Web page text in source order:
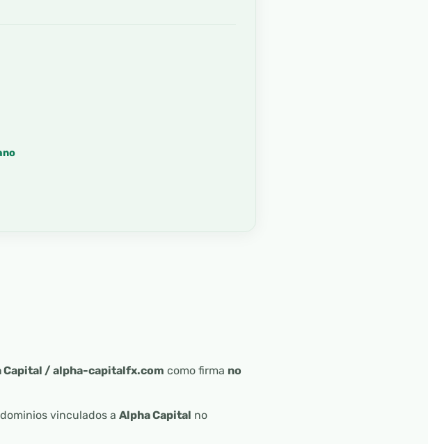
Capital / alpha-capitalfx.com como firma no
vinculados a Alpha Capital no